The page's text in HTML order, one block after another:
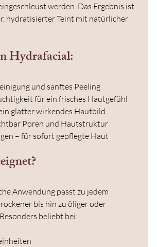
werden. Das Ergebnis ist
hydratisierter Teint mit natürlicher
Hydrafacial:
und sanftes Peeling
für ein frisches Hautgefühl
glatter wirkendes Hautbild
Poren und Hautstruktur
– für sofort gepflegte Haut
Anwendung passt zu jedem
bis hin zu öliger oder
beliebt bei: